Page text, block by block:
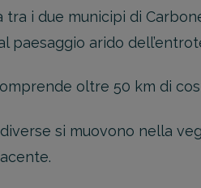
tra i due municipi di
paesaggio arido
oltre 50 km di
si muovono nella